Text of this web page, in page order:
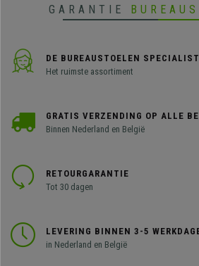
GARANTIE
DE BUREAUSTOELEN SPECIALIST
Het ruimste assortiment
GRATIS VERZENDING OP ALLE
Binnen Nederland en België
RETOURGARANTIE
Tot 30 dagen
LEVERING BINNEN 3-5
in Nederland en België